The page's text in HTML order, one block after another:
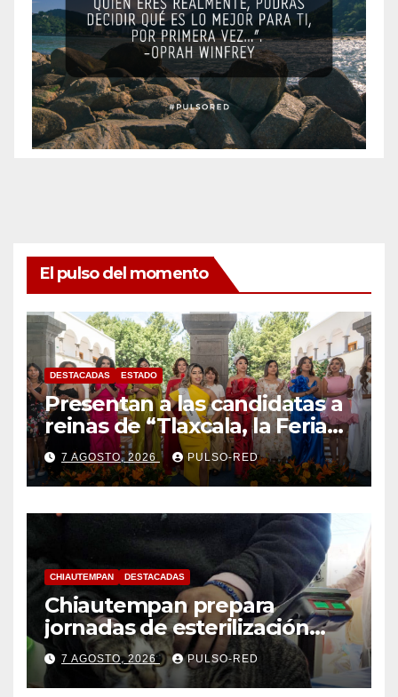
El pulso del momento
DESTACADAS ESTADO
Presentan a las candidatas a
reinas de “Tlaxcala, la Feria
de Ferias 2026: La Flor
Tlaxcalteca”
7 AGOSTO, 2026 PULSO-RED
CHIAUTEMPAN DESTACADAS
Chiautempan prepara
jornadas de esterilización
para perros y gatos
7 AGOSTO, 2026 PULSO-RED